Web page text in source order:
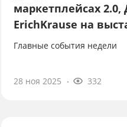
маркетплейсах
ErichKrause на
Главные события недели
28 ноя 2025 332